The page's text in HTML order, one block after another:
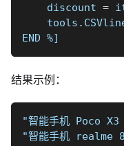
    discount
=
    tools
.
END %]
结果示例：
"智能手机 Poco
"智能手机